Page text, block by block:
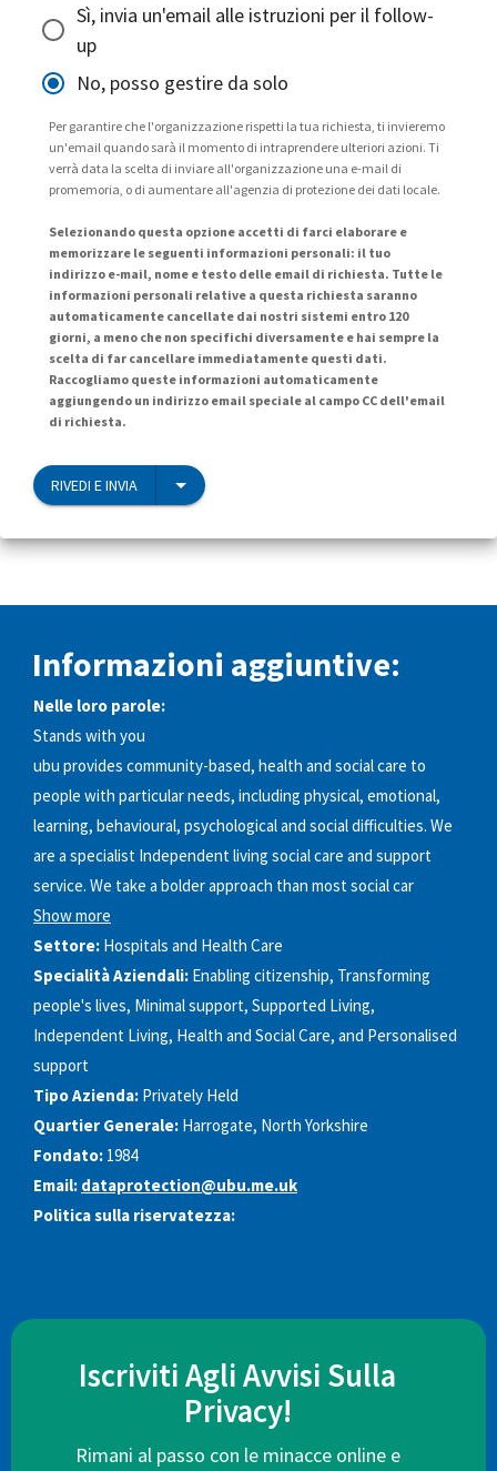
Sì, invia un'email alle istruzioni per il follow-
up
No, posso gestire da solo
Per garantire che l'organizzazione rispetti la tua richiesta, ti invieremo
un'email quando sarà il momento di intraprendere ulteriori azioni. Ti
verrà data la scelta di inviare all'organizzazione una e-mail di
promemoria, o di aumentare all'agenzia di protezione dei dati locale.
Selezionando questa opzione accetti di farci elaborare e
memorizzare le seguenti informazioni personali: il tuo
indirizzo e-mail, nome e testo delle email di richiesta. Tutte le
informazioni personali relative a questa richiesta saranno
automaticamente cancellate dai nostri sistemi entro 120
giorni, a meno che non specifichi diversamente e hai sempre la
scelta di far cancellare immediatamente questi dati.
Raccogliamo queste informazioni automaticamente
aggiungendo un indirizzo email speciale al campo CC dell'email
di richiesta.
RIVEDI E INVIA
Informazioni aggiuntive:
Nelle loro parole:
Stands with you
ubu provides community-based, health and social care to
people with particular needs, including physical, emotional,
learning, behavioural, psychological and social difficulties. We
are a specialist Independent living social care and support
service. We take a bolder approach than most social car
Show more
Settore: Hospitals and Health Care
Specialità Aziendali: Enabling citizenship, Transforming
people's lives, Minimal support, Supported Living,
Independent Living, Health and Social Care, and Personalised
support
Tipo Azienda: Privately Held
Quartier Generale: Harrogate, North Yorkshire
Fondato: 1984
Email: dataprotection@ubu.me.uk
Politica sulla riservatezza:
Iscriviti Agli Avvisi Sulla
Privacy!
Rimani al passo con le minacce online e